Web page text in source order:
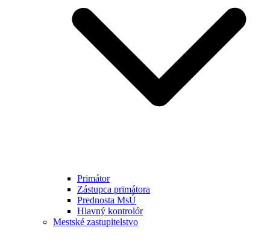
Primátor
Zástupca primátora
Prednosta MsÚ
Hlavný kontrolór
Mestské zastupitelstvo